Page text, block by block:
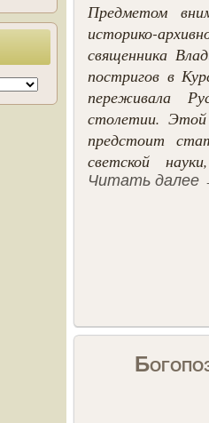
Предметом
историко-
священника
постригов в
переживала
столетии.
предстоит
светской
Читать далее